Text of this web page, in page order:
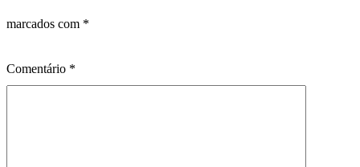
marcados com *
Comentário *